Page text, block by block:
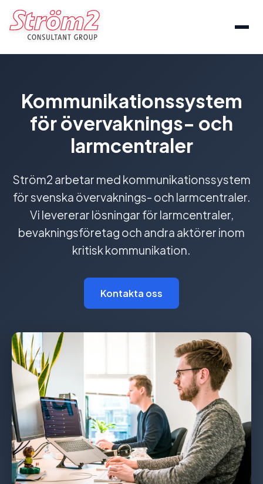
Kommunikationssystem
för övervaknings- och
larmcentraler
Ström2 arbetar med kommunikationssystem
för svenska övervaknings- och larmcentraler.
Vi levererar lösningar för larmcentraler,
bevakningsföretag och andra aktörer inom
kritisk kommunikation.
Kontakta oss